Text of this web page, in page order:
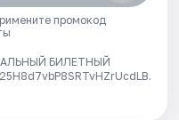
промокод
БИЛЕТНЫЙ